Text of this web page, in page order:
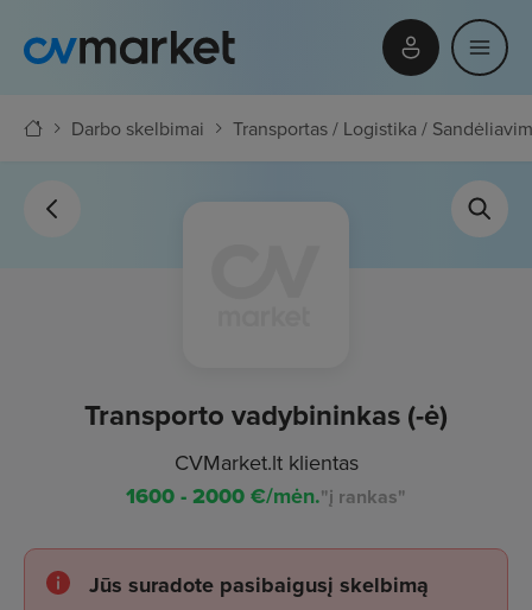
Darbo skelbimai Transportas / Logistika /
Transporto vadybininkas (-ė)
CVMarket.lt klientas
1600 - 2000€/mėn."į rankas"
Jūs suradote pasibaigusį skelbimą